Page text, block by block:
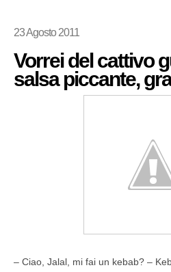
23 Agosto 2011
Vorrei del cattivo
salsa piccante,
– Ciao, Jalal, mi fai un kebab? –